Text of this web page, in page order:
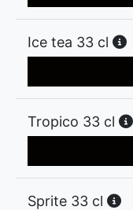
Ice tea 33 cl
Tropico 33 cl
Sprite 33 cl